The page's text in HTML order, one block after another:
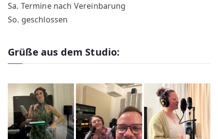
Sa. Termine nach Vereinbarung
So. geschlossen
Grüße aus dem Studio: